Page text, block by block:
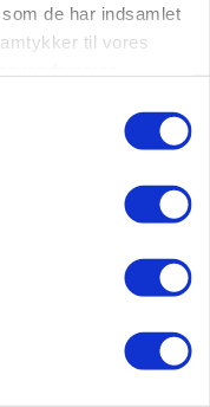
de har indsamlet
til vores
om man vil